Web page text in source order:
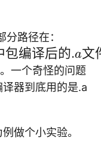
T
或
路径在：
O
R
O
/s
包编译后的.a文
一个奇怪的问题
器到底用的是.a
做个小实验。